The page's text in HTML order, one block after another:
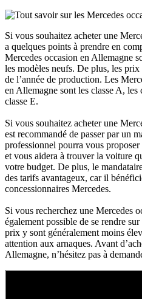
Si vous souhaitez acheter une
a quelques points à prendre en
Mercedes occasion en Allemagne
les modèles neufs. De plus, les
de l’année de production. Les
en Allemagne sont les classe A, les
classe E.
Si vous souhaitez acheter une
est recommandé de passer par un
professionnel pourra vous
et vous aidera à trouver la voiture
votre budget. De plus, le
des tarifs avantageux, car il
concessionnaires Mercedes.
Si vous recherchez une Mercedes
également possible de se rendre
prix y sont généralement moins
attention aux arnaques. Avant
Allemagne, n’hésitez pas à